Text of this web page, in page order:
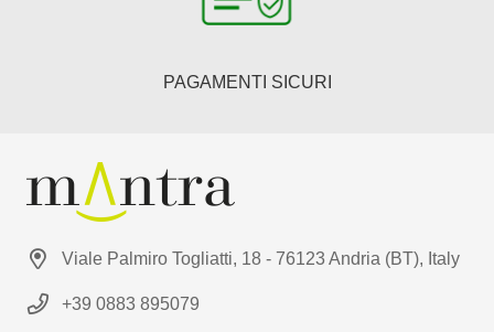
PAGAMENTI SICURI
Viale Palmiro Togliatti, 18 - 76123 Andria (BT), Italy
+39 0883 895079